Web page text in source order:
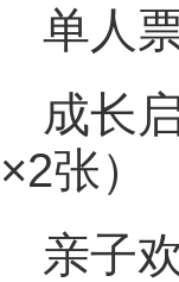
单人
成长
×2张）
亲子